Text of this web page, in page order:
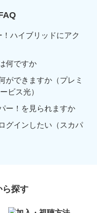
ハイブリッドにアク
何ですか
ができますか（プレミ
ビス光）
ー！を見られますか
グインしたい（スカパ
ら探す